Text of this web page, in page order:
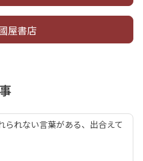
屋書店
られない言葉がある、出合えて